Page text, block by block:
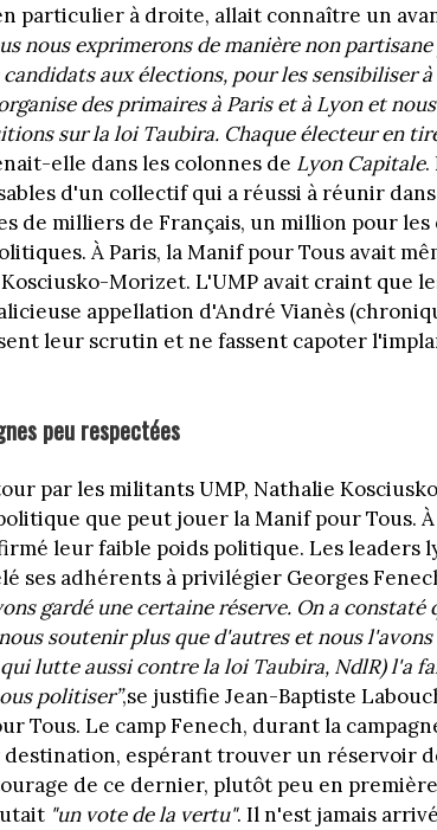
particulier à droite, allait connaître un
nous exprimerons de manière non
aux élections, pour les sensibiliser
des primaires à Paris et à Lyon et
sur la loi Taubira. Chaque électeur en
elle dans les colonnes de Lyon Capitale.
d'un collectif qui a réussi à réunir
de milliers de Français, un million pour les
À Paris, la Manif pour Tous avait
Morizet. L'UMP avait craint que
appellation d'André Vianès
leur scrutin et ne fassent capoter
peu respectées
par les militants UMP, Nathalie
que peut jouer la Manif pour Tous.
leur faible poids politique. Les leaders
ses adhérents à privilégier Georges
gardé une certaine réserve. On a constaté
soutenir plus que d'autres et nous
lutte aussi contre la loi Taubira, NdlR) l'a
politiser”,se justifie Jean-Baptiste
Tous. Le camp Fenech, durant la
destination, espérant trouver un réservoir
de ce dernier, plutôt peu en
"un vote de la vertu". Il n'est jamais